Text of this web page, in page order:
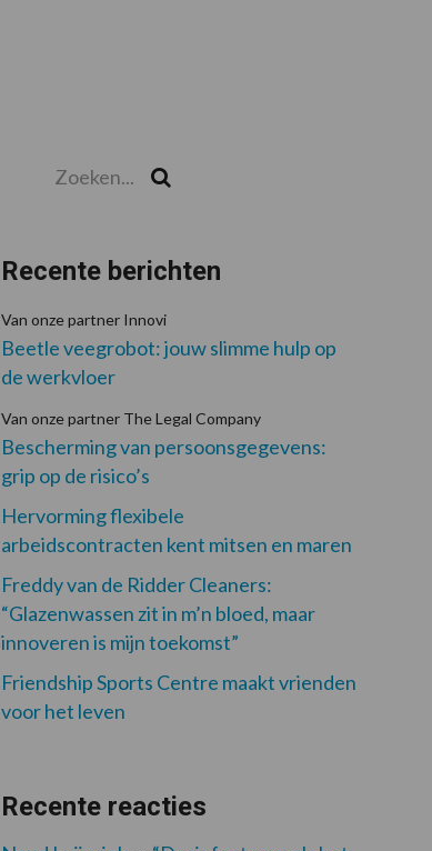
Recente berichten
Van onze partner Innovi
Beetle veegrobot: jouw slimme hulp op
de werkvloer
Van onze partner The Legal Company
Bescherming van persoonsgegevens:
grip op de risico’s
Hervorming flexibele
arbeidscontracten kent mitsen en maren
Freddy van de Ridder Cleaners:
“Glazenwassen zit in m’n bloed, maar
innoveren is mijn toekomst”
Friendship Sports Centre maakt vrienden
voor het leven
Recente reacties